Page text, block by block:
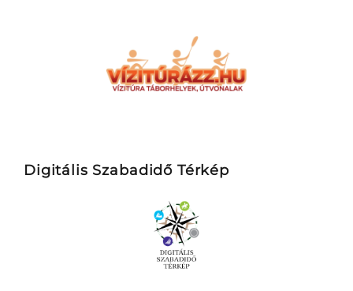
Digitális Szabadidő Térkép